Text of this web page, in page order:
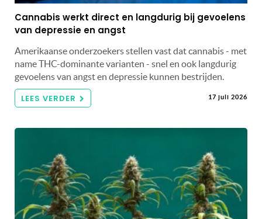
Cannabis werkt direct en langdurig bij gevoelens
van depressie en angst
Amerikaanse onderzoekers stellen vast dat cannabis - met
name THC-dominante varianten - snel en ook langdurig
gevoelens van angst en depressie kunnen bestrijden.
LEES VERDER 17 juli 2026